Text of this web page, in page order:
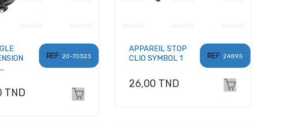
REF: 20-70323
TND
REF: 24895
APPAREIL STOP
CLIO SYMBOL 1
Prix
26,00 TND